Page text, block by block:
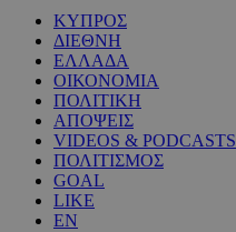
ΚΥΠΡΟΣ
ΔΙΕΘΝΗ
ΕΛΛΑΔΑ
ΟΙΚΟΝΟΜΙΑ
ΠΟΛΙΤΙΚΗ
ΑΠΟΨΕΙΣ
VIDEOS & PODCASTS
ΠΟΛΙΤΙΣΜΟΣ
GOAL
LIKE
EN